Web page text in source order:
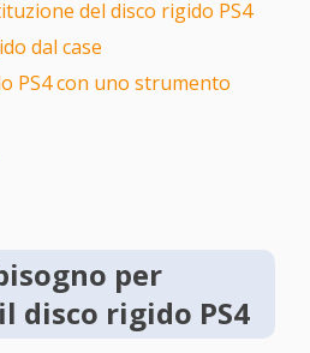
del disco rigido PS4
dal case
PS4 con uno strumento
per
disco rigido PS4